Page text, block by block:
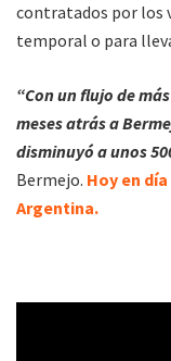
contratados por los
temporal o para
“Con un flujo de
meses atrás a
disminuyó a unos
Bermejo. Hoy en
Argentina.